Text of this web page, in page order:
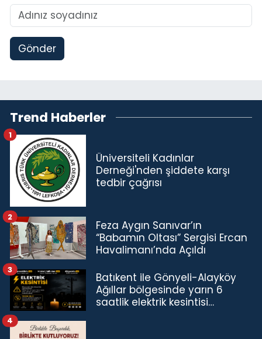
Gönder
Trend Haberler
Üniversiteli Kadınlar
Derneği'nden şiddete karşı
tedbir çağrısı
1
Feza Aygın Sanıvar’ın
“Babamın Oltası” Sergisi Ercan
Havalimanı’nda Açıldı
2
Batıkent ile Gönyeli-Alayköy
Ağıllar bölgesinde yarın 6
saatlik elektrik kesintisi…
3
4